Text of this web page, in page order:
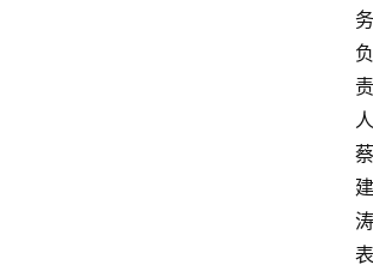
务
负
责
人
蔡
建
涛
表